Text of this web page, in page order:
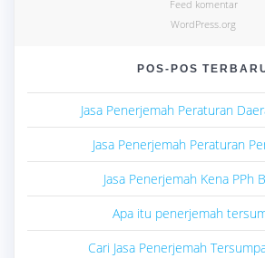
Feed komentar
WordPress.org
POS-POS
Jasa Penerjemah Peraturan
Jasa Penerjemah Peraturan
Jasa Penerjemah Kena PPh
Apa itu penerjemah
Cari Jasa Penerjemah